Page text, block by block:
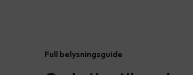
Full belysningsguide